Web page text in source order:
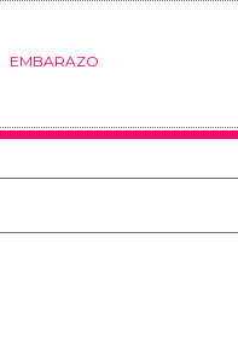
EMBARAZO